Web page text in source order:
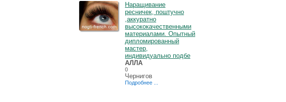
Наращивание
ресничек, поштучно
,аккуратно
высококачественными
материалами. Опытный
дипломированный
мастер,
индивидуально подбе
АЛЛА
0
Чернигов
Подробнее ...